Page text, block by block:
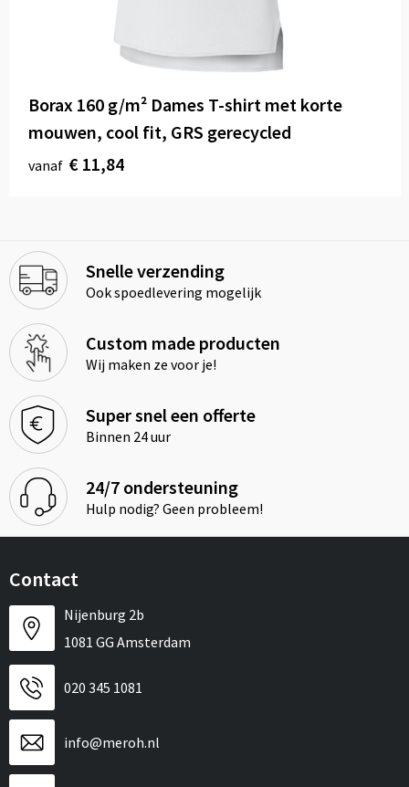
Borax 160 g/m² Dames T-shirt met korte
mouwen, cool fit, GRS gerecycled
vanaf € 11,84
Snelle verzending
Ook spoedlevering mogelijk
Custom made producten
Wij maken ze voor je!
Super snel een offerte
Binnen 24 uur
24/7 ondersteuning
Hulp nodig? Geen probleem!
Contact
Nijenburg 2b
1081 GG Amsterdam
020 345 1081
info@meroh.nl